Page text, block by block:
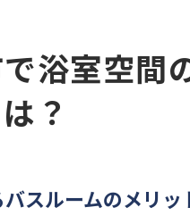
最新設備で快適
間取り変更で実現！
岐阜県瑞穂市の
浴室空間
？
スルームのメリッ